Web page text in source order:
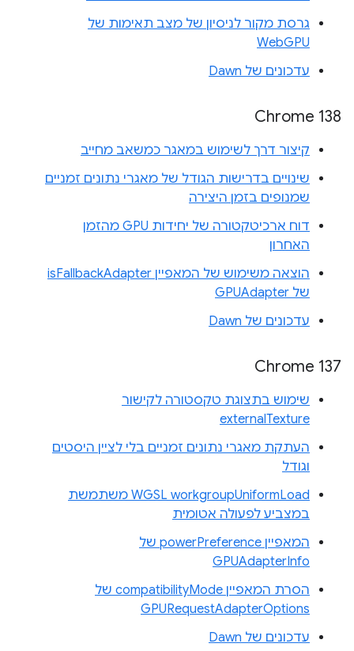
גרסת מקור לניסיון של מצב תאימות של
WebGPU
עדכונים של Dawn
Chrome 138
קיצור דרך לשימוש במאגר כמשאב מחייב
שינויים בדרישות הגודל של מאגרי נתונים זמניים
שמנופים בזמן היצירה
דוח ארכיטקטורה של יחידות GPU מהזמן
האחרון
הוצאה משימוש של המאפיין isFallbackAdapter
של GPUAdapter
עדכונים של Dawn
Chrome 137
שימוש בתצוגת טקסטורה לקישור
externalTexture
העתקת מאגרי נתונים זמניים בלי לציין היסטים
וגודל
WGSL workgroupUniformLoad משתמשת
במצביע לפעולה אטומית
המאפיין powerPreference של
GPUAdapterInfo
הסרת המאפיין compatibilityMode של
GPURequestAdapterOptions
עדכונים של Dawn